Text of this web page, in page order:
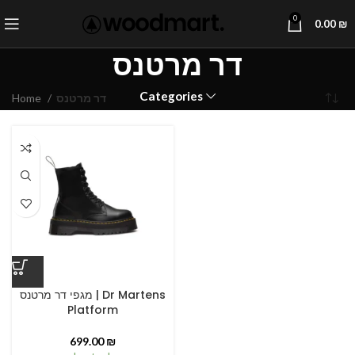
0 0.00 ₪
דר מרטנס
Categories
Home דר מרטנס
מגפי דר מרטנס | Dr Martens
Platform
699.00₪